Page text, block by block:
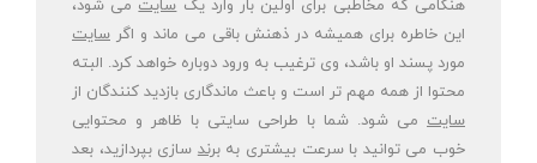
هنگامی که مخاطبی برای اولین بار وارد یکسایتمی شود،
این خاطره برای همیشه در ذهنش باقی می ماند و اگر سایت
مورد پسند او باشد، وی ترغیب به ورود دوباره خواهد کرد. البته
محتوا از همه مهم تر است و باعث ماندگاری بازدید کنندگان از
سایت می شود. شما با طراحی سایتی با ظاهر و محتوایی
خوب می توانید با سرعت بیشتری بهبرند سازی بپردازید، بعد